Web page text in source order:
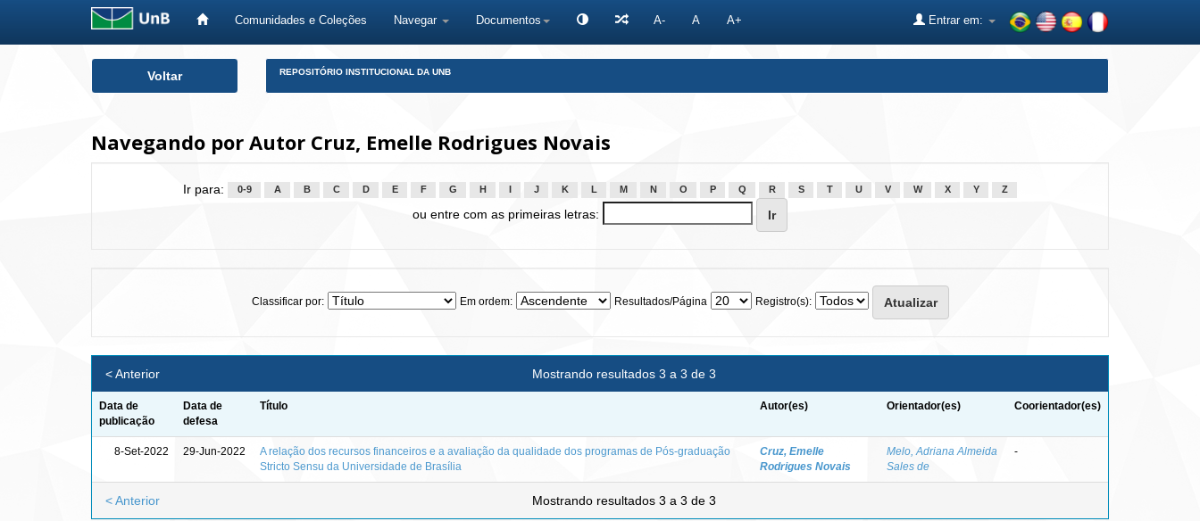
Comunidades e Coleções Navegar Documentos A- A A+ Entrar em:
Voltar REPOSITÓRIO INSTITUCIONAL DA UNB
Navegando por Autor Cruz, Emelle Rodrigues Novais
Ir para: 0-9 A B C D E F G H J K L M N O P Q R S T U V W X Y Z
ou entre com as primeiras letras:
Classificar por: Em ordem: Resultados/Página Registro(s):
Mostrando resultados 3 a 3 de 3
< Anterior
Data de
publicação
Data de
defesa
Título Autor(es) Orientador(es) Coorientador(es)
8-Set-2022 29-Jun-2022
A relação dos recursos financeiros e a avaliação da qualidade dos programas de Pós-graduação
Stricto Sensu da Universidade de Brasília
Cruz, Emelle
Rodrigues Novais
Melo, Adriana Almeida
Sales de
-
Mostrando resultados 3 a 3 de 3
< Anterior